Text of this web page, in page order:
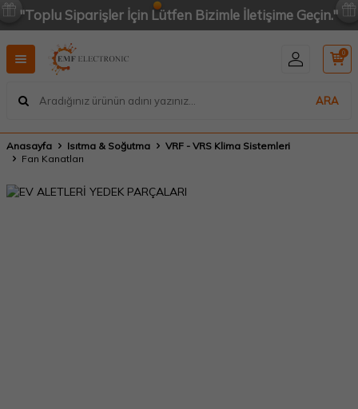
"Toplu Siparişler İçin Lütfen Bizimle İletişime Geçin."
ARA
0
Anasayfa Isıtma & Soğutma
VRF - VRS Klima Sistemleri
Fan Kanatları